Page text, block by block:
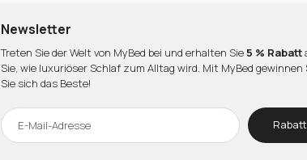
Newsletter
Treten Sie der Welt von MyBed bei und erhalten Sie5 % Rabatt
Sie, wie luxuriöser Schlaf zum Alltag wird. Mit MyBed
Sie sich das Beste!